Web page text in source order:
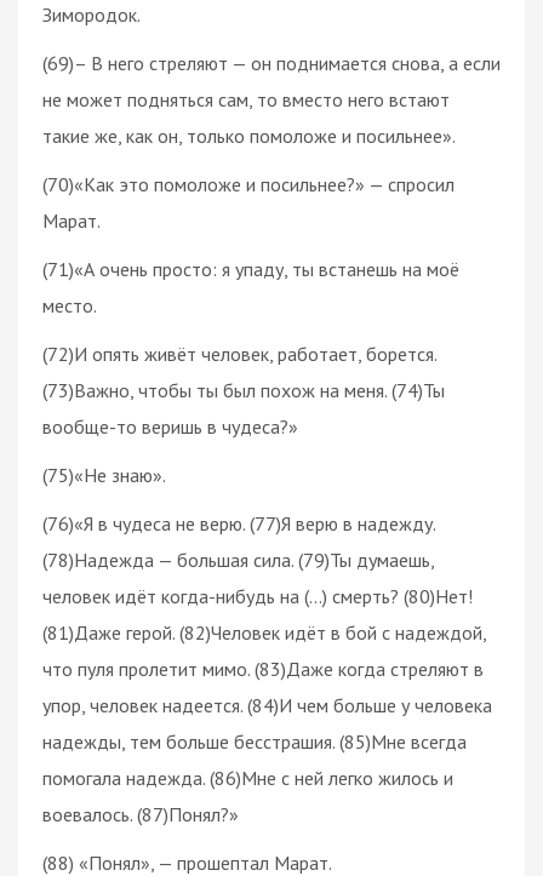
Зимородок.
(69)– В него стреляют — он поднимается снова, а если
не может подняться сам, то вместо него встают
такие же, как он, только помоложе и посильнее».
(70)«Как это помоложе и посильнее?» — спросил
Марат.
(71)«А очень просто: я упаду, ты встанешь на моё
место.
(72)И опять живёт человек, работает, борется.
(73)Важно, чтобы ты был похож на меня. (74)Ты
вообще-то веришь в чудеса?»
(75)«Не знаю».
(76)«Я в чудеса не верю. (77)Я верю в надежду.
(78)Надежда — большая сила. (79)Ты думаешь,
человек идёт когда-нибудь на (…) смерть? (80)Нет!
(81)Даже герой. (82)Человек идёт в бой с надеждой,
что пуля пролетит мимо. (83)Даже когда стреляют в
упор, человек надеется. (84)И чем больше у человека
надежды, тем больше бесстрашия. (85)Мне всегда
помогала надежда. (86)Мне с ней легко жилось и
воевалось. (87)Понял?»
(88) «Понял», — прошептал Марат.